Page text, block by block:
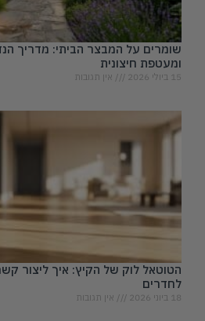
שומרים על המבצר הביתי: מדריך
ומעטפת חיצונית
15 ביולי 2026 אין תגובות
הטוטאל לוק של הקיץ: איך ליצור
לחדרים
18 ביוני 2026 אין תגובות